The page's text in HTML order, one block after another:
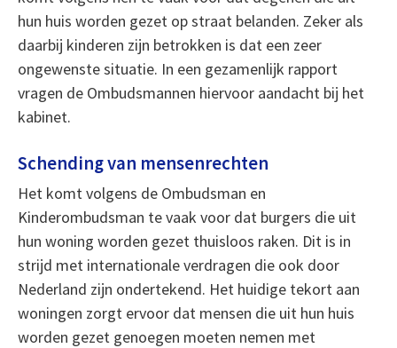
hun huis worden gezet op straat belanden. Zeker als
daarbij kinderen zijn betrokken is dat een zeer
ongewenste situatie. In een gezamenlijk rapport
vragen de Ombudsmannen hiervoor aandacht bij het
kabinet.
Schending van mensenrechten
Het komt volgens de Ombudsman en
Kinderombudsman te vaak voor dat burgers die uit
hun woning worden gezet thuisloos raken. Dit is in
strijd met internationale verdragen die ook door
Nederland zijn ondertekend. Het huidige tekort aan
woningen zorgt ervoor dat mensen die uit hun huis
worden gezet genoegen moeten nemen met